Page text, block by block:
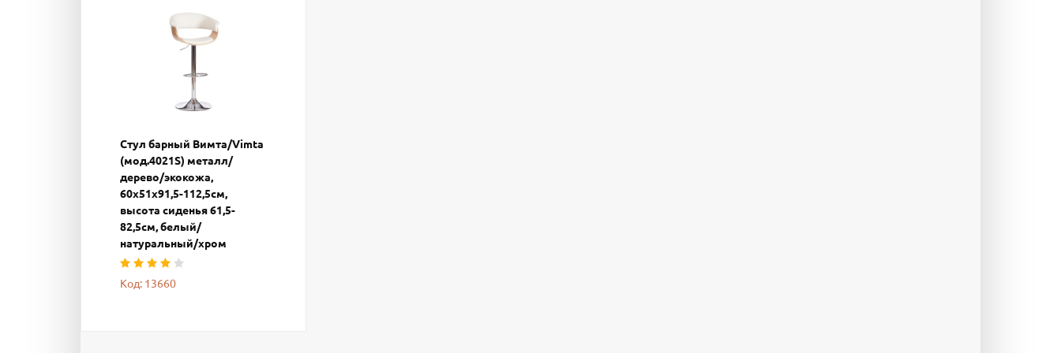
Стул барный Вимта/Vimta
(мод.4021S) металл/
дерево/экокожа,
60х51х91,5-112,5см,
высота сиденья 61,5-
82,5см, белый/
натуральный/хром
Код: 13660